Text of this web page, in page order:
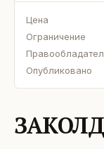
Цена
Ограничение
Опубликовано